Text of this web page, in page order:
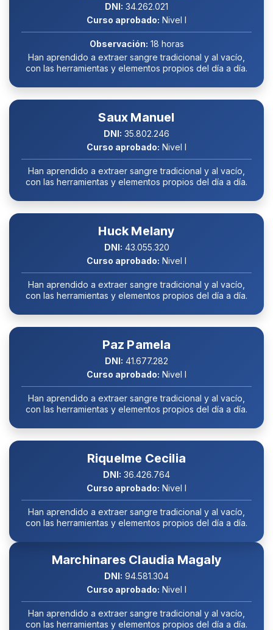
DNI: 34.262.021
Curso aprobado: Nivel I
Observación: 18 horas
Han aprendido a extraer sangre tradicional y al vacío,
con las herramientas y elementos propios del día a día.
Saux Manuel
DNI: 35.802.246
Curso aprobado: Nivel I
Han aprendido a extraer sangre tradicional y al vacío,
con las herramientas y elementos propios del día a día.
Huck Melany
DNI: 43.055.320
Curso aprobado: Nivel I
Han aprendido a extraer sangre tradicional y al vacío,
con las herramientas y elementos propios del día a día.
Paz Pamela
DNI: 41.677.282
Curso aprobado: Nivel I
Han aprendido a extraer sangre tradicional y al vacío,
con las herramientas y elementos propios del día a día.
Riquelme Cecilia
DNI: 36.426.764
Curso aprobado: Nivel I
Han aprendido a extraer sangre tradicional y al vacío,
con las herramientas y elementos propios del día a día.
Marchinares Claudia Magaly
DNI: 94.581.304
Curso aprobado: Nivel I
Han aprendido a extraer sangre tradicional y al vacío,
con las herramientas y elementos propios del día a día.